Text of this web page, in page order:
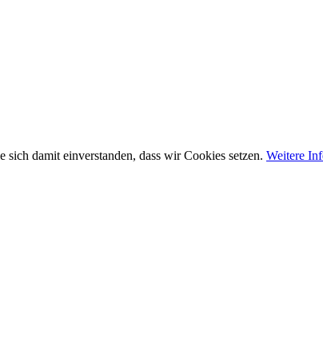
damit einverstanden, dass wir Cookies setzen. Weitere